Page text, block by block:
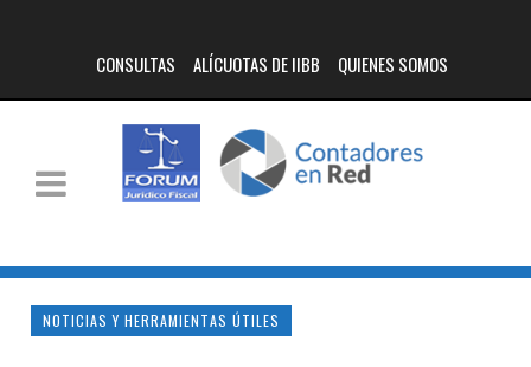
CONSULTAS ALÍCUOTAS DE IIBB QUIENES SOMOS
NOTICIAS Y HERRAMIENTAS ÚTILES